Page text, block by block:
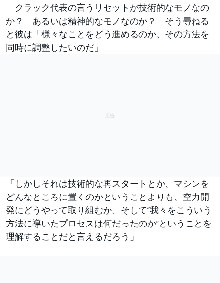
クラック代表の言うリセットが技術的なモノなの
か？ あるいは精神的なモノなのか？ そう尋ねる
と彼は「様々なことをどう進めるのか、その方法を
同時に調整したいのだ」
「しかしそれは技術的な再スタートとか、マシンを
どんなところに置くのかということよりも、空力開
発にどうやって取り組むか、そして”我々をこういう
方法に導いたプロセスは何だったのか”ということを
理解することだと言えるだろう」